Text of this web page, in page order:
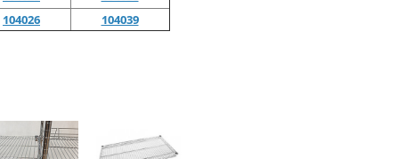
104026 104039